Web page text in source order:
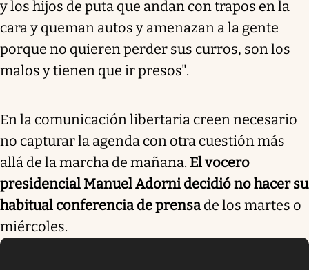
y los hijos de puta que andan con trapos en la
cara y queman autos y amenazan a la gente
porque no quieren perder sus curros, son los
malos y tienen que ir presos".
En la comunicación libertaria creen necesario
no capturar la agenda con otra cuestión más
allá de la marcha de mañana. El vocero
presidencial Manuel Adorni decidió no hacer su
habitual conferencia de prensade los martes o
miércoles.